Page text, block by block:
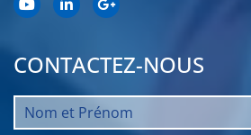
CONTACTEZ-NOUS